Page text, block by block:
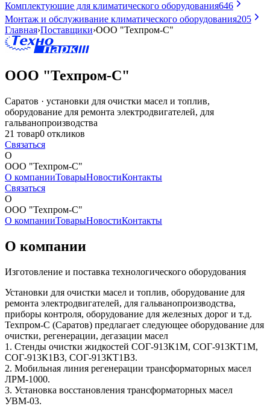
Комплектующие для климатического оборудования646
Монтаж и обслуживание климатического оборудования205
Главная›Поставщики›ООО "Техпром-С"
ООО "Техпром-С"
Саратов · установки для очистки масел и топлив,
оборудование для ремонта электродвигателей, для
гальванопроизводства
21 товар0 откликов
Связаться
О
ООО "Техпром-С"
О компанииТоварыНовостиКонтакты
Связаться
О
ООО "Техпром-С"
О компанииТоварыНовостиКонтакты
О компании
Изготовление и поставка технологического оборудования
Установки для очистки масел и топлив, оборудование для
ремонта электродвигателей, для гальванопроизводства,
приборы контроля, оборудование для железных дорог и т.д.
Техпром-С (Саратов) предлагает следующее оборудование для
очистки, регенерации, дегазации масел
1. Стенды очистки жидкостей СОГ-913К1М, СОГ-913КТ1М,
СОГ-913К1ВЗ, СОГ-913КТ1ВЗ.
2. Мобильная линия регенерации трансформаторных масел
ЛРМ-1000.
3. Установка восстановления трансформаторных масел
УВМ-03.